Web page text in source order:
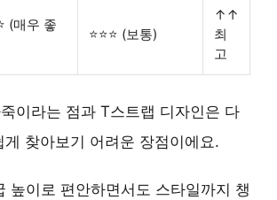
(매우 좋
⭐⭐⭐ (보통)
↑↑
최
고
이라는 점과 T스트랩 디자인은 다
게 찾아보기 어려운 장점이에요.
높이로 편안하면서도 스타일까지 챙